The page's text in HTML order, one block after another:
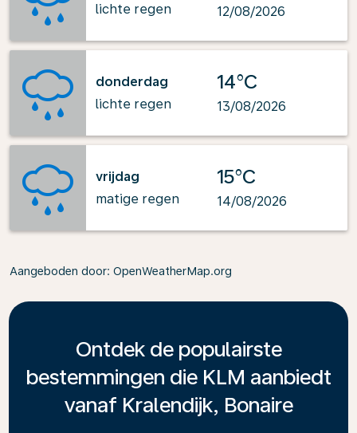
lichte regen
12/08/2026
donderdag
lichte regen
14°C
13/08/2026
vrijdag
matige regen
15°C
14/08/2026
Aangeboden door: OpenWeatherMap.org
Ontdek de populairste
bestemmingen die KLM aanbiedt
vanaf Kralendijk, Bonaire